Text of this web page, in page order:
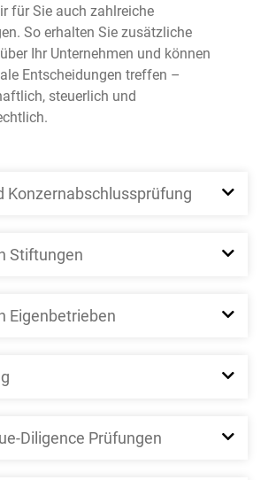
für Sie auch zahlreiche
So erhalten Sie zusätzliche
Ihr Unternehmen und können
Entscheidungen treffen –
steuerlich und
Konzernabschlussprüfung
Stiftungen
Eigenbetrieben
Diligence Prüfungen